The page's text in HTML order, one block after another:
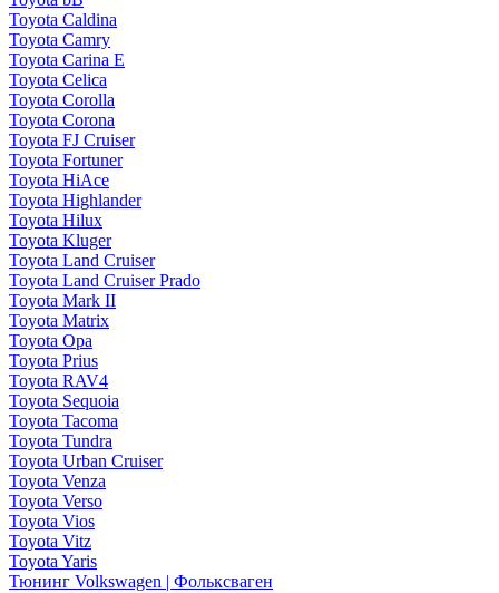
Toyota Caldina
Toyota Camry
Toyota Carina E
Toyota Celica
Toyota Corolla
Toyota Corona
Toyota FJ Cruiser
Toyota Fortuner
Toyota HiAce
Toyota Highlander
Toyota Hilux
Toyota Kluger
Toyota Land Cruiser
Toyota Land Cruiser Prado
Toyota Mark II
Toyota Matrix
Toyota Opa
Toyota Prius
Toyota RAV4
Toyota Sequoia
Toyota Tacoma
Toyota Tundra
Toyota Urban Cruiser
Toyota Venza
Toyota Verso
Toyota Vios
Toyota Vitz
Toyota Yaris
Тюнинг Volkswagen | Фольксваген